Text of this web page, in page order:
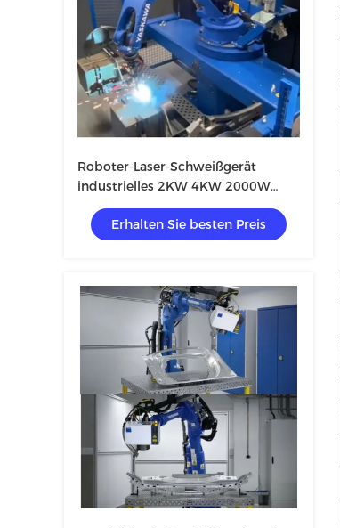
Roboter-Laser-Schweißgerät
industrielles 2KW 4KW 2000W
4000W
Erhalten Sie besten Preis